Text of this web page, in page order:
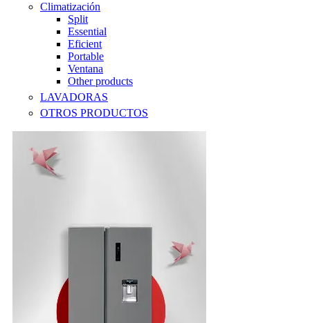
Climatización
Split
Essential
Eficient
Portable
Ventana
Other products
LAVADORAS
OTROS PRODUCTOS